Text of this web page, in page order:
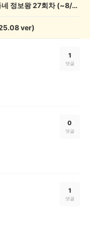
💸 전원 2,000캐시 지급! 우리 동네 정보왕 27회차 (~8/10)
ver)
1
댓글
0
댓글
1
댓글